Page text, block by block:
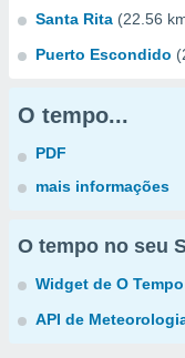
Santa Rita (22.56
Puerto Escondido
O tempo...
PDF
mais informações
O tempo no seu
Widget de O Tempo
API de